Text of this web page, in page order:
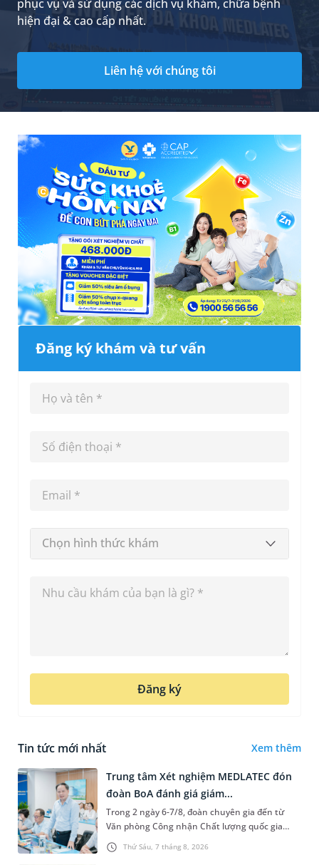
phục vụ và sử dụng các dịch vụ khám, chữa bệnh
hiện đại & cao cấp nhất.
Liên hệ với chúng tôi
Đăng ký khám và tư vấn
Chọn hình thức khám
Đăng ký
Tin tức mới nhất Xem thêm
Thứ Sáu, 7 tháng 8, 2026
Trung tâm Xét nghiệm MEDLATEC đón
đoàn BoA đánh giá giám...
Trong 2 ngày 6-7/8, đoàn chuyên gia đến từ
Văn phòng Công nhận Chất lượng quốc gia
(BoA) đã ghi nhận và đánh giá cao nỗ lực duy trì
hệ thống quản lý chất lượ...